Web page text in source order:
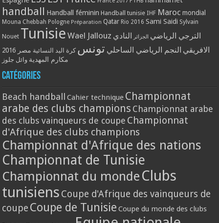
handball Handball féminin Handball tunisie IHF Maroc mondial
Mouna Chebbah Pologne Préparation Qatar Rio 2016 Sami Saidi Sylvain
Nouet Tunisie Wael Jallouz الترجي الرياضي الجزائر النادي
الافريقي النجم الرياضي الساحلي تونس كرة اليد النسائية مصر 2016
مكارم المهدية وائل جلوز
Catégories
Beach handball Cahier technique Championnat
arabe des clubs champions Championnat arabe
des clubs vainqueurs de coupe Championnat
d'Afrique des clubs champions
Championnat d'Afrique des nations
Championnat de Tunisie
Championnat du monde Clubs
tunisiens Coupe d'Afrique des vainqueurs de
coupe Coupe de Tunisie Coupe du monde des clubs